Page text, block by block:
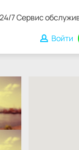
24/7 Сервис
Войти